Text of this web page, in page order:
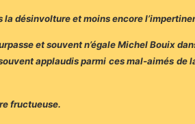
désinvolture et moins encore
et souvent n’égale Michel Bouix
applaudis parmi ces mal-aimés de
fructueuse.